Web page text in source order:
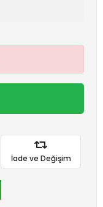
İade ve Değişim